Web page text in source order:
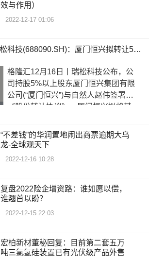
效与作用）
2022-12-17 01:06
【环球聚看点】瑞松科技(688090.SH)：厦门恒兴拟转让5%的股份予自然人赵伟
格隆汇12月16日丨瑞松科技公布，公
司持股5%以上股东厦门恒兴集团有限
公司(“厦门恒兴”)与自然人赵伟签署了
《股份转让协议》，厦门恒兴拟将其
“不差钱”的华润置地闹出商票逾期大乌
龙-全球观天下
2022-12-16 10:28
复盘2022险企增资路：谁如愿以偿，
谁翘首以盼？
2022-12-15 22:03
宏柏新材董秘回复：目前第二套五万
吨三氯氢硅装置已有光伏级产品外售